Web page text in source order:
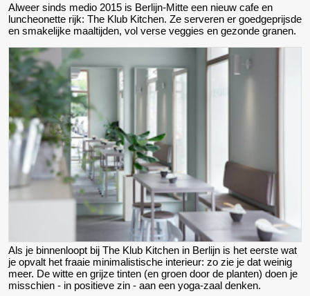
Alweer sinds medio 2015 is Berlijn-Mitte een nieuw cafe en
luncheonette rijk: The Klub Kitchen. Ze serveren er goedgeprijsde
en smakelijke maaltijden, vol verse veggies en gezonde granen.
Als je binnenloopt bij The Klub Kitchen in Berlijn is het eerste wat
je opvalt het fraaie minimalistische interieur: zo zie je dat weinig
meer. De witte en grijze tinten (en groen door de planten) doen je
misschien - in positieve zin - aan een yoga-zaal denken.